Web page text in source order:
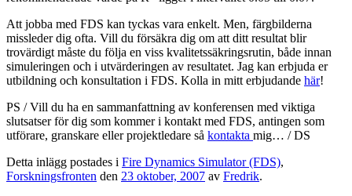
Att jobba med FDS kan tyckas vara enkelt. Men, färgbilderna
missleder dig ofta. Vill du försäkra dig om att ditt resultat blir
trovärdigt måste du följa en viss kvalitetssäkringsrutin, både innan
simuleringen och i utvärderingen av resultatet. Jag kan erbjuda er
utbildning och konsultation i FDS. Kolla in mitt erbjudande här!
PS / Vill du ha en sammanfattning av konferensen med viktiga
slutsatser för dig som kommer i kontakt med FDS, antingen som
utförare, granskare eller projektledare så kontakta mig… / DS
Detta inlägg postades i Fire Dynamics Simulator (FDS),
Forskningsfronten den 23 oktober, 2007 av Fredrik.